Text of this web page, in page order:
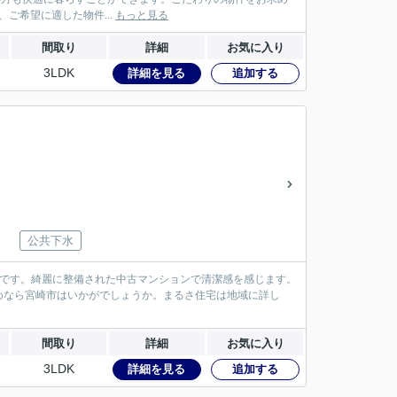
ご希望に適した物件... もっと見る
間取り 詳細 お気に入り
3LDK 詳細を見る 追加する
公共下水
。綺麗に整備された中古マンションで清潔感を感じます。
ら宮崎市はいかがでしょうか。まるさ住宅は地域に詳し
間取り 詳細 お気に入り
3LDK 詳細を見る 追加する